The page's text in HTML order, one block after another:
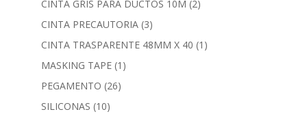
CINTA GRIS PARA DUCTOS 10M (2)
CINTA PRECAUTORIA (3)
CINTA TRASPARENTE 48MM X 40 (1)
MASKING TAPE (1)
PEGAMENTO (26)
SILICONAS (10)